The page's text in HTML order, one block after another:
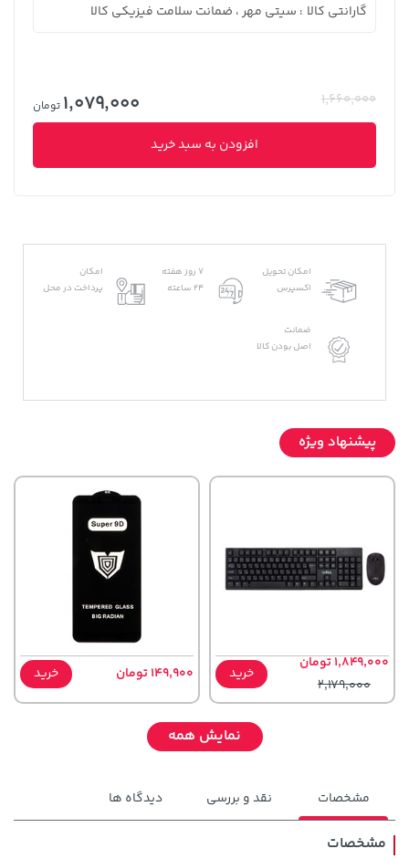
گارانتی کالا : سیتی مهر ، ضمانت سلامت فیزیکی کالا
1,660,000
1,079,000 تومان
افزودن به سبد خرید
امکان تحویل
اکسپرس
7 روز هفته
24 ساعته
امکان
پرداخت در محل
ضمانت
اصل بودن کالا
پیشنهاد ویژه
1,849,000 تومان
2,179,000
خرید 149,900 تومان خرید
نمایش همه
مشخصات نقد و بررسی دیدگاه ها
مشخصات